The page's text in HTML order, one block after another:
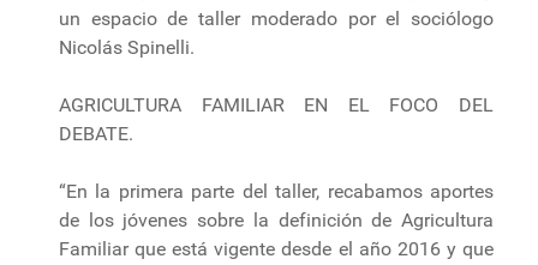
un espacio de taller moderado por el sociólogo
Nicolás Spinelli.
AGRICULTURA FAMILIAR EN EL FOCO DEL
DEBATE.
“En la primera parte del taller, recabamos aportes
de los jóvenes sobre la definición de Agricultura
Familiar que está vigente desde el año 2016 y que